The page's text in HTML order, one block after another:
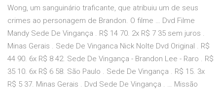
Wong, um sanguinário traficante, que atribuiu um de seus
crimes ao personagem de Brandon. O filme … Dvd Filme
Mandy Sede De Vingança . R$ 14 70. 2x R$ 7 35 sem juros .
Minas Gerais . Sede De Vinganca Nick Nolte Dvd Original . R$
44 90. 6x R$ 8 42. Sede De Vingança - Brandon Lee - Raro . R$
35 10. 6x R$ 6 58. São Paulo . Sede De Vingança . R$ 15. 3x
R$ 5 37. Minas Gerais . Dvd Sede De Vingança . … Missão